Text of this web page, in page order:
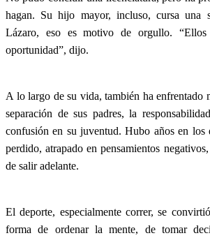
hagan. Su hijo mayor, incluso, cursa una
Lázaro, eso es motivo de orgullo. “Ellos
oportunidad”, dijo.
A lo largo de su vida, también ha enfrentado
separación de sus padres, la
confusión en su juventud. Hubo años en los
perdido, atrapado en pensamientos
de salir adelante.
El deporte, especialmente correr, se
forma de ordenar la mente, de tomar